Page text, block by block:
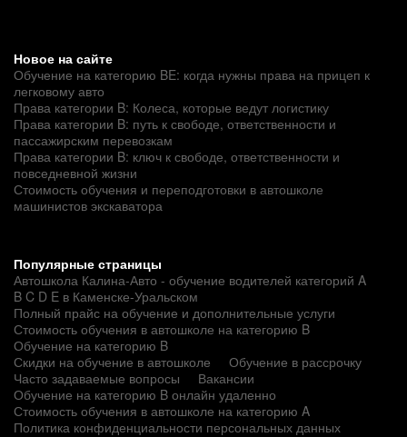
Новое на сайте
Обучение на категорию BE: когда нужны права на прицеп к
легковому авто
Права категории B: Колеса, которые ведут логистику
Права категории B: путь к свободе, ответственности и
пассажирским перевозкам
Права категории B: ключ к свободе, ответственности и
повседневной жизни
Стоимость обучения и переподготовки в автошколе
машинистов экскаватора
Популярные страницы
Автошкола Калина-Авто - обучение водителей категорий A
B C D E в Каменске-Уральском
Полный прайс на обучение и дополнительные услуги
Стоимость обучения в автошколе на категорию B
Обучение на категорию B
Скидки на обучение в автошколе
Обучение в рассрочку
Часто задаваемые вопросы
Вакансии
Обучение на категорию B онлайн удаленно
Стоимость обучения в автошколе на категорию A
Политика конфиденциальности персональных данных